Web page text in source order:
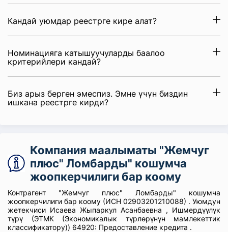
Кандай уюмдар реестрге кире алат?
Номинацияга катышуучуларды баалоо
критерийлери кандай?
Биз арыз берген эмеспиз. Эмне үчүн биздин
ишкана реестрге кирди?
Компания маалыматы "Жемчуг
плюс" Ломбарды" кошумча
жоопкерчилиги бар коому
Контрагент "Жемчуг плюс" Ломбарды" кошумча
жоопкерчилиги бар коому (ИСН 02903201210088) . Уюмдун
жетекчиси Исаева Жыпаркул Асанбаевна , Ишмердүүлүк
түрү (ЭТМК (Экономикалык түрлөрүнүн мамлекеттик
классификатору)) 64920: Предоставление кредита .